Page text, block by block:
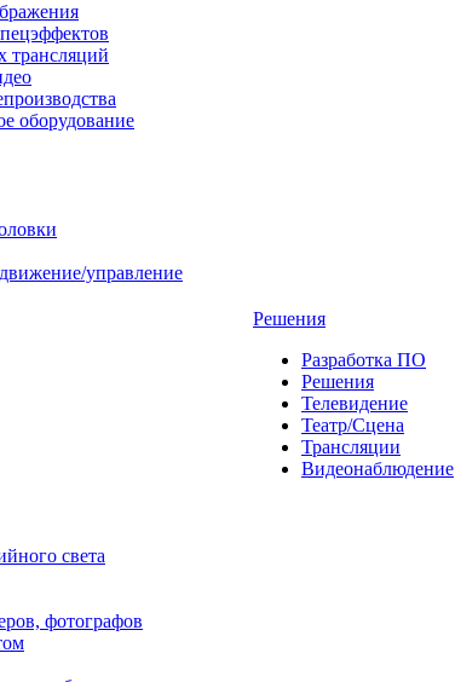
трансляций
оборудование
управление
света
фотографов
Решения
Разработка ПО
Решения
Телевидение
Театр/Сцена
Трансляции
Видеонаблюдение